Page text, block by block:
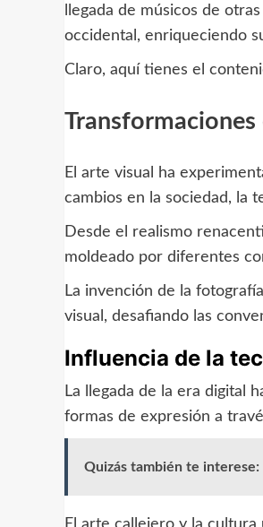
llegada de músicos de
occidental, enriqueciendo
Claro, aquí tienes el
Transformaciones
El arte visual ha
cambios en la sociedad, la
Desde el realismo
moldeado por diferentes
La invención de la
visual, desafiando las
Influencia de la
La llegada de la era digital
formas de expresión a
Quizás también te interese: